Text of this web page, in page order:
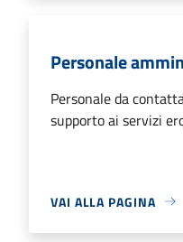
Personale
Personale da
supporto ai servizi
VAI ALLA PAGINA